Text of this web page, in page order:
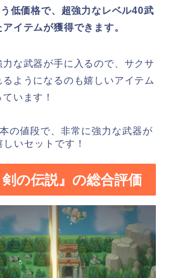
低価格で、超強力なレベル40武
イテムが獲得できます。
力な武器が手に入るので、サクサ
るようになるのも嬉しいアイテム
います！
の値段で、非常に強力な武器が
いセットです！
剣の伝説』の総合評価